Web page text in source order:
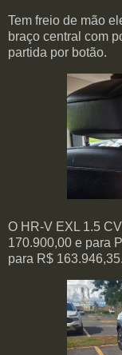
Tem freio de mão
braço central com
partida por botão.
O HR-V EXL 1.5
170.900,00 e para
para R$ 163.946,35.